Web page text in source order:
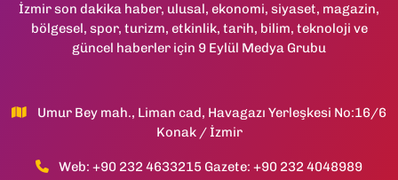
İzmir son dakika haber, ulusal, ekonomi, siyaset, magazin,
bölgesel, spor, turizm, etkinlik, tarih, bilim, teknoloji ve
güncel haberler için 9 Eylül Medya Grubu
Umur Bey mah., Liman cad, Havagazı Yerleşkesi No:16/6
Konak / İzmir
Web: +90 232 4633215 Gazete: +90 232 4048989